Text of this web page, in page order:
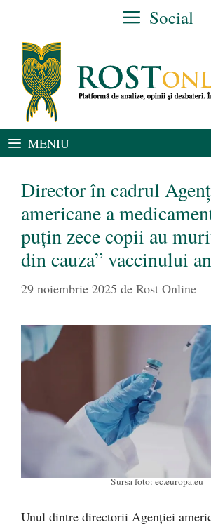
conținut
Social
MENIU
Director în cadrul
americane a
puţin zece copii au
din cauza” vaccinului
29 noiembrie 2025 de Rost Online
Sursa foto: ec.europa.eu
Unul dintre directorii Agenţiei